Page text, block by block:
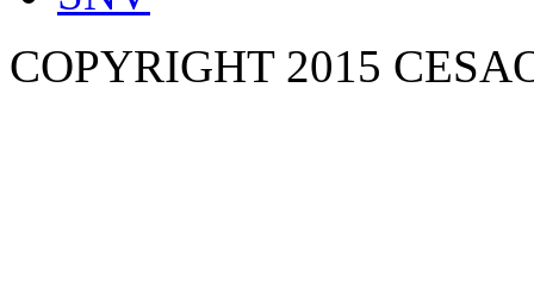
COPYRIGHT 2015